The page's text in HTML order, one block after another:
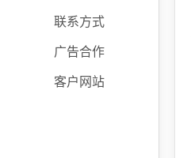
联系方式
广告合作
客户网站